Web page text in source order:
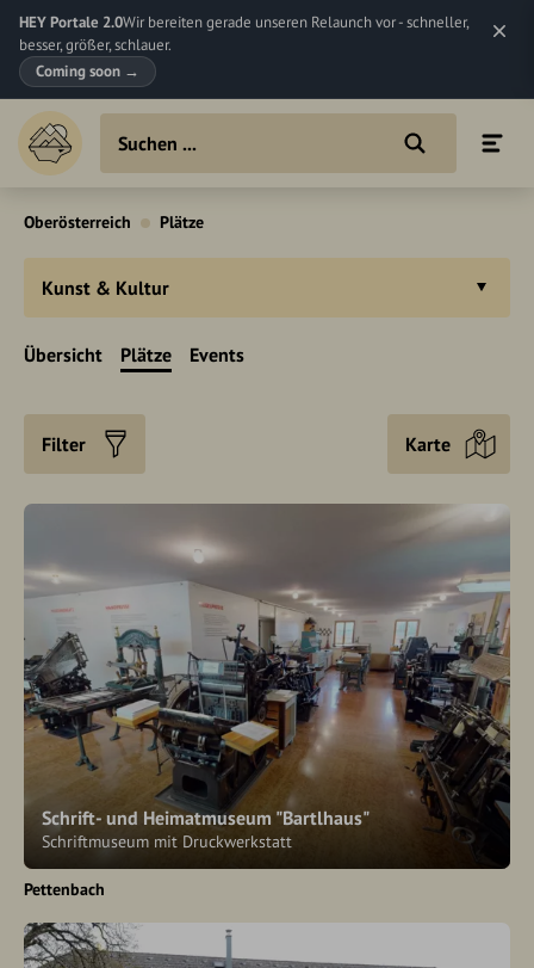
HEY Portale 2.0Wir bereiten gerade unseren Relaunch vor - schneller,
besser, größer, schlauer.
Coming soon →
Oberösterreich Plätze
Kunst & Kultur
Übersicht Plätze Events
Filter Karte
Schrift- und Heimatmuseum "Bartlhaus"
Schriftmuseum mit Druckwerkstatt
Pettenbach